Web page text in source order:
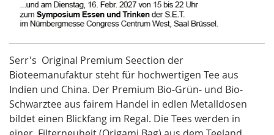
Serr's Original Premium Seection der
Bioteemanufaktur steht für hochwertigen Tee aus
Indien und China. Der Premium Bio-Grün- und Bio-
Schwarztee aus fairem Handel in edlen Metalldosen
bildet einen Blickfang im Regal. Die Tees werden in